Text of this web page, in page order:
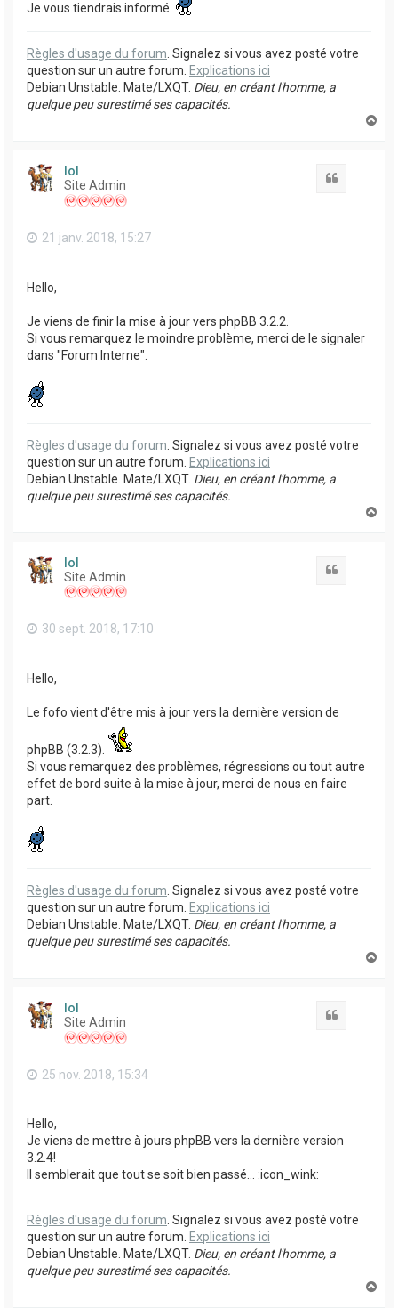
Je vous tiendrais informé.
Règles d'usage du forum. Signalez si vous avez posté votre
question sur un autre forum. Explications ici
Debian Unstable. Mate/LXQT. Dieu, en créant l'homme, a
quelque peu surestimé ses capacités.
lol
Site Admin
21 janv. 2018, 15:27
Hello,
Je viens de finir la mise à jour vers phpBB 3.2.2.
Si vous remarquez le moindre problème, merci de le signaler
dans "Forum Interne".
Règles d'usage du forum . Signalez si vous avez posté votre
question sur un autre forum. Explications ici
Debian Unstable. Mate/LXQT. Dieu, en créant l'homme, a
quelque peu surestimé ses capacités.
lol
Site Admin
30 sept. 2018, 17:10
Hello,
Le fofo vient d'être mis à jour vers la dernière version de
phpBB (3.2.3).
Si vous remarquez des problèmes, régressions ou tout autre
effet de bord suite à la mise à jour, merci de nous en faire
part.
Règles d'usage du forum . Signalez si vous avez posté votre
question sur un autre forum. Explications ici
Debian Unstable. Mate/LXQT. Dieu, en créant l'homme, a
quelque peu surestimé ses capacités.
lol
Site Admin
25 nov. 2018, 15:34
Hello,
Je viens de mettre à jours phpBB vers la dernière version
3.2.4!
Il semblerait que tout se soit bien passé... :icon_wink:
Règles d'usage du forum . Signalez si vous avez posté votre
question sur un autre forum. Explications ici
Debian Unstable. Mate/LXQT. Dieu, en créant l'homme, a
quelque peu surestimé ses capacités.